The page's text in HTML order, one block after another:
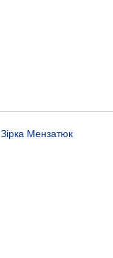
Зірка Мензатюк